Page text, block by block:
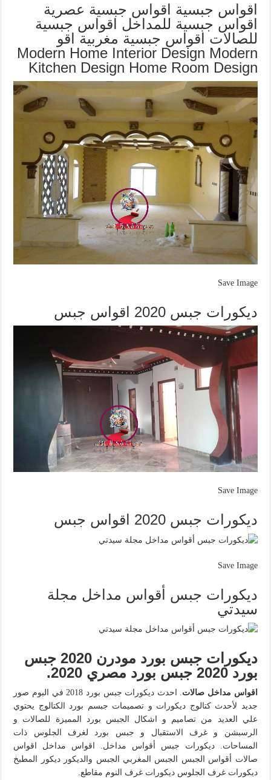
اقواس جبسية اقواس جبسية عصرية
اقواس جبسية للمداخل اقواس جبسية
للصالات اقواس جبسية مغربية اقو
Modern Home Interior Design Modern
Kitchen Design Home Room Design
Save Image
ديكورات جبس 2020 اقواس جبس
Save Image
ديكورات جبس 2020 اقواس جبس
Save Image
ديكورات جبس أقواس مداخل مجلة
سيدتي
ديكورات جبس بورد مودرن 2020 جبس
بورد 2020 جبس بورد مصري 2020.
اقواس مداخل صالات
. احدث ديكورات جبس بورد 2018 في البوم صور
جديد لأحدث كتالوج ديكورات و تصميمات جبسم بورد الكتالوج يحتوي
علي العديد من تصاميم و اشكال الجبس بورد المميزة للصالات و
الرسبشن و غرف الاستقبال و جبس بورد لغرف الجلوس ذات
المساحات. ديكورات جبس أقواس مداخل. اقواس مداخل اقواس
صالات أقواس الجبس الجبس المغربي الجبس والديكور ديكور المطبخ
ديكورات غرف الجلوس ديكورات غرف النوم مقاطع.